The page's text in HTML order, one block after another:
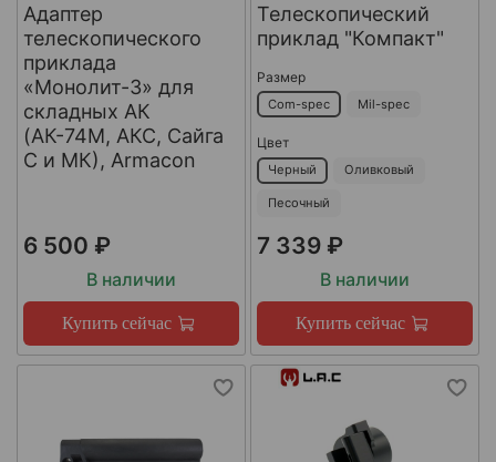
Адаптер
телескопического
приклада
«Монолит-3» для
складных АК
(АК-74М, АКС, Сайга
С и МК), Armacon
6 500 ₽
В наличии
Купить сейчас
Телескопический
приклад "Компакт"
Размер
Com-spec Mil-spec
Цвет
Черный Оливковый
Песочный
7 339 ₽
В наличии
Купить сейчас